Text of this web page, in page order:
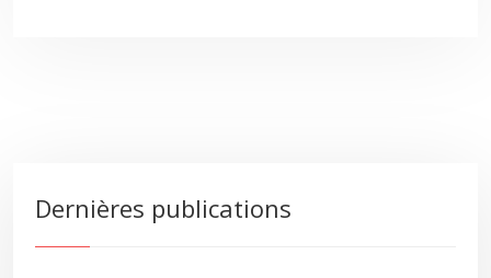
Dernières publications